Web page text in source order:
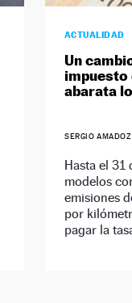
ACTUALIDAD
Un
abarata
SERGIO AMADOZ
Hasta el 31
modelos
emisiones
por
pagar la